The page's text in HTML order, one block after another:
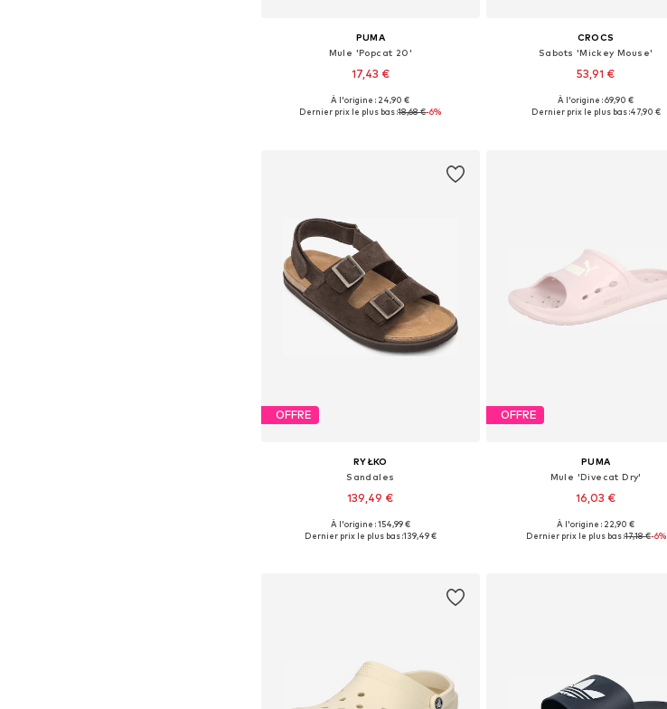
PUMA
Mule 'Popcat 20'
17,43 €
Disponible en plusieurs tailles
À l'origine : 24,90 €
Dernier prix le plus bas :18,68 €-6%
CROCS
Sabots 'Mickey Mouse'
53,91 €
Disponible en plusieurs tailles
À l'origine : 69,90 €
Dernier prix le plus bas :47,90 €
OFFRE
RYŁKO
Sandales
139,49 €
Tailles disponibles: 40, 41, 42, 43, 44, 45
À l'origine : 154,99 €
Dernier prix le plus bas :139,49 €
OFFRE
PUMA
Mule 'Divecat Dry'
16,03 €
Disponible en plusieurs tailles
À l'origine : 22,90 €
Dernier prix le plus bas :17,18 €-6%